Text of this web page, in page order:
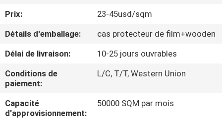
CONTRÔLE
DE
QUALITÉ
CONTACTEZ-
NOUS
Prix:
23-45usd/sqm
Détails d'emballage:
cas protecteur de film+wooden
Délai de livraison:
10-25 jours ouvrables
Conditions de
paiement:
L/C, T/T, Western Union
Capacité
d'approvisionnement:
50000 SQM par mois